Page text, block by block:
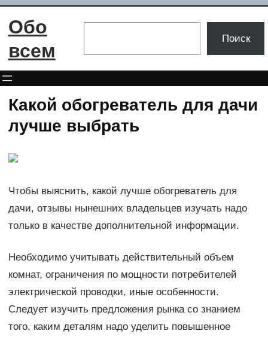
Перейти
Обо
всем
Поиск
Какой обогреватель для дачи
лучше выбрать
Чтобы выяснить, какой лучше обогреватель для
дачи, отзывы нынешних владельцев изучать надо
только в качестве дополнительной информации.
Необходимо учитывать действительный объем
комнат, ограничения по мощности потребителей
электрической проводки, иные особенности.
Следует изучить предложения рынка со знанием
того, каким деталям надо уделить повышенное